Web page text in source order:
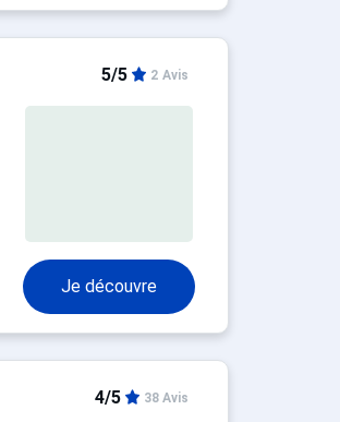
5/5 2 Avis
Je découvre
4/5 38 Avis